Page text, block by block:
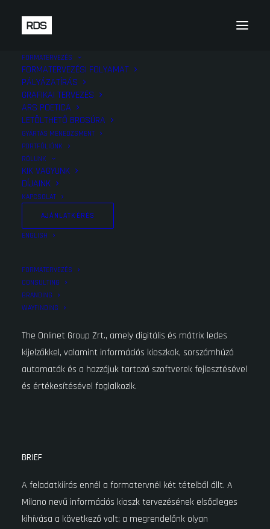
FORMATERVEZÉS
FORMATERVEZÉSI FOLYAMAT
PÁLYÁZATÍRÁS
GRAFIKAI TERVEZÉS
ARS POETICA
LETÖLTHETŐ BROSÚRA
GYÁRTÁS MENEDZSMENT
PORTFÓLIÓNK
RÓLUNK
KIK VAGYUNK
DÍJAINK
KAPCSOLAT
AJÁNLATKÉRÉS
ENGLISH
FORMATERVEZÉS
CONSULTING
BRANDING
WAYFINDING
MEGRENDELŐ
The Onlinet Group Zrt., amely digitális és mátrix ledes
kijelzőkkel, valamint információs kioszkok, sorszámhúzó
automaták és a hozzájuk tartozó szoftverek fejlesztésével
és értékesítésével foglalkozik.
BRIEF
A feladatkiírás ennél a formatervnél két tételből állt. A
Milano nevű információs kioszk tervezésének elsődleges
kihívása a következő volt; a megrendelőnk olyan